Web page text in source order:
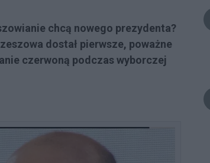
chcą nowego prezydenta?
dostał pierwsze, poważne
czerwoną podczas wyborczej